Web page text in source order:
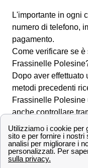
L'importante in ogni
numero di telefono,
pagamento.
Come verificare se è
Frassinelle
Dopo aver
metodi precedenti
Frassinelle Polesine
anche controllare
l'operazione è
informazioni su
Wind Tre a
ricarica Wind